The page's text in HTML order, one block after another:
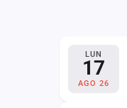
LUN
17
AGO 26